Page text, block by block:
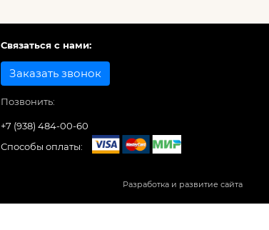
Связаться с нами:
Заказать звонок
Позвонить:
+7 (938) 484-00-60
Способы оплаты:
Разработка и развитие сайта